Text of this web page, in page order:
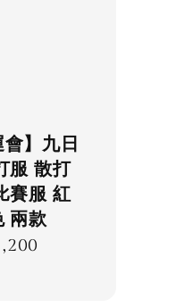
會】九日
服 散打
賽服 紅
兩款